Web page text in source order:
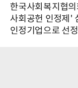
한국사회복지협
사회공헌 인정제'
인정기업으로 선